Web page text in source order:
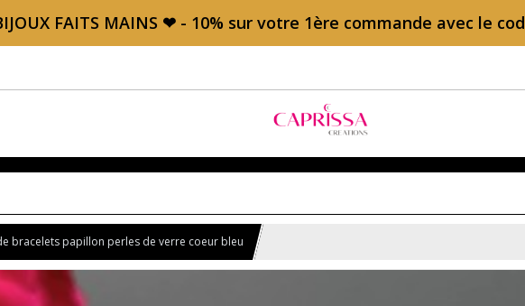
FAITS MAINS ❤ - 10% sur votre 1ère commande avec le
bracelets papillon perles de verre coeur bleu